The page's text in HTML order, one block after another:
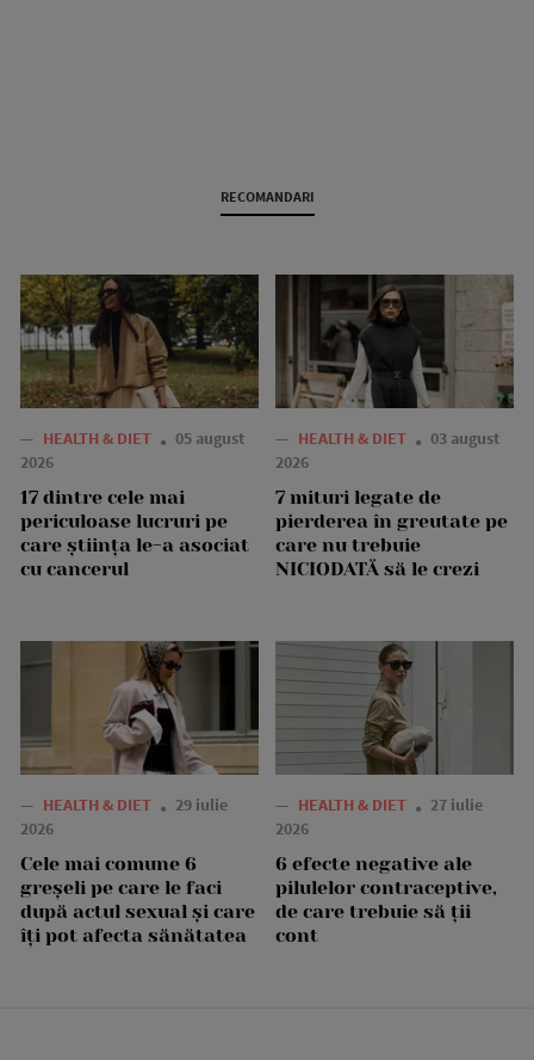
RECOMANDARI
— HEALTH & DIET
05 august
2026
17 dintre cele mai
periculoase lucruri pe
care știința le-a asociat
cu cancerul
— HEALTH & DIET
03 august
2026
7 mituri legate de
pierderea în greutate pe
care nu trebuie
NICIODATĂ să le crezi
— HEALTH & DIET
29 iulie
2026
Cele mai comune 6
greșeli pe care le faci
după actul sexual și care
îți pot afecta sănătatea
— HEALTH & DIET
27 iulie
2026
6 efecte negative ale
pilulelor contraceptive,
de care trebuie să ții
cont